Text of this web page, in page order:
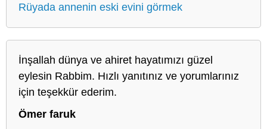
Rüyada annenin eski evini görmek
İnşallah dünya ve ahiret hayatımızı güzel
eylesin Rabbim. Hızlı yanıtınız ve yorumlarınız
için teşekkür ederim.
Ömer faruk